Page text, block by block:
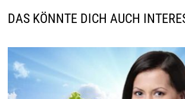
DAS KÖNNTE DICH AUCH